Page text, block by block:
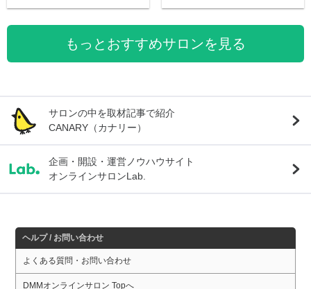
もっとおすすめサロンを見る
サロンの中を取材記事で紹介
CANARY（カナリー）
企画・開設・運営ノウハウサイト
オンラインサロンLab.
ヘルプ / お問い合わせ
よくある質問・お問い合わせ
DMMオンラインサロン Topへ